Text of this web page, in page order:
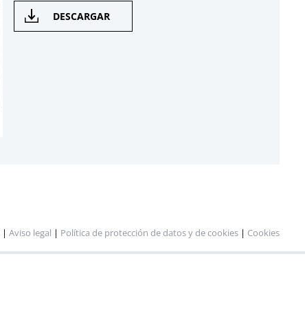
DESCARGAR
| Aviso legal | Política de protección de datos y de cookies | Cookies